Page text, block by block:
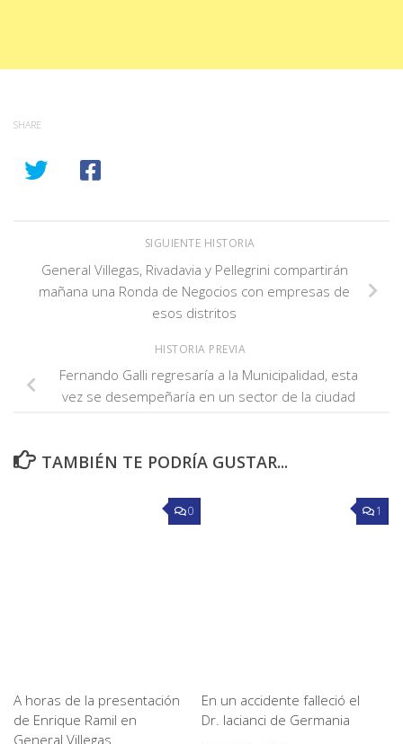
SHARE
SIGUIENTE HISTORIA
General Villegas, Rivadavia y Pellegrini compartirán
mañana una Ronda de Negocios con empresas de
esos distritos
HISTORIA PREVIA
Fernando Galli regresaría a la Municipalidad, esta
vez se desempeñaría en un sector de la ciudad
TAMBIÉN TE PODRÍA GUSTAR...
0
A horas de la presentación
de Enrique Ramil en
General Villegas
1
En un accidente falleció el
Dr. Iacianci de Germania